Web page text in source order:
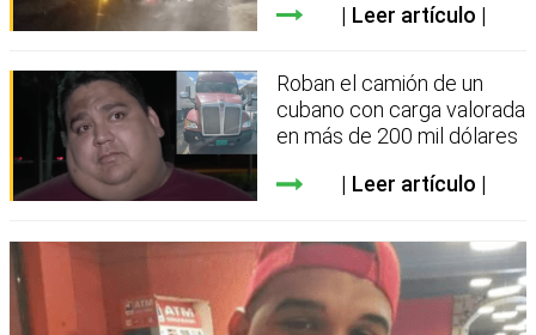
Leer artículo
Roban el camión de un
cubano con carga valorada
en más de 200 mil dólares
Leer artículo